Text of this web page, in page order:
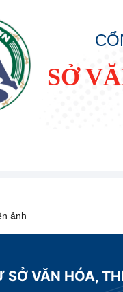
SỞ
ảnh
VĂN HÓA,